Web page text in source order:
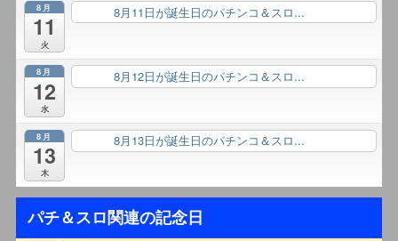
8月
11
火
8月11日が誕生日のパチンコ＆スロ...
8月
12
水
8月12日が誕生日のパチンコ＆スロ...
8月
13
木
8月13日が誕生日のパチンコ＆スロ...
パチ＆スロ関連の記念日